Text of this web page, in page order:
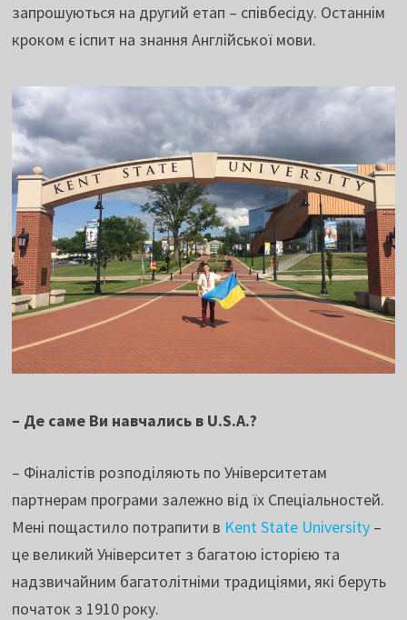
запрошуються на другий етап – співбесіду. Останнім
кроком є іспит на знання Англійської мови.
– Де саме Ви навчались в U.S.A.?
– Фіналістів розподіляють по Університетам
партнерам програми залежно від їх Спеціальностей.
Мені пощастило потрапити в Kent State University–
це великий Університет з багатою історією та
надзвичайним багатолітніми традиціями, які беруть
початок з 1910 року.